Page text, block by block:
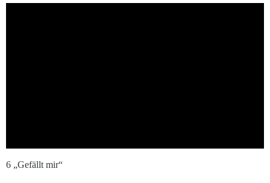
6 „Gefällt mir“